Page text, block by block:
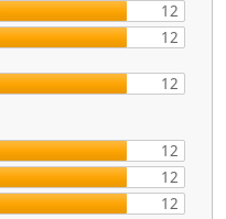
12
12
12
12
12
12